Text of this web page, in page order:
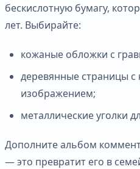
бескислотную бумагу,
лет. Выбирайте:
кожаные обложки с
деревянные страницы
изображением;
металлические уголки
Дополните альбом
— это превратит его в